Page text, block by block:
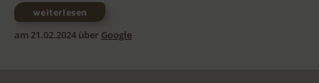
weiterlesen
am 21.02.2024 über Google